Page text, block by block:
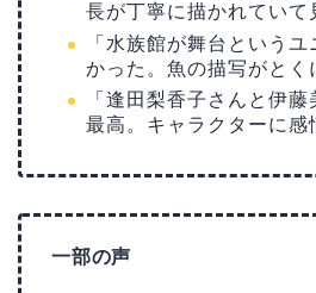
長が丁寧に描かれていて
「水族館が舞台という
かった。魚の描写がとく
「逢田梨香子さんと伊
最高。キャラクターに感
一部の声